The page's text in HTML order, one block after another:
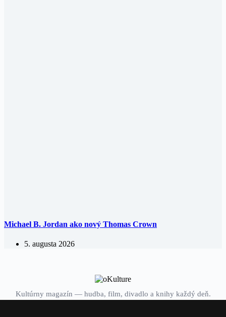
Michael B. Jordan ako nový Thomas Crown
5. augusta 2026
Kultúrny magazín — hudba, film, divadlo a knihy každý deň.